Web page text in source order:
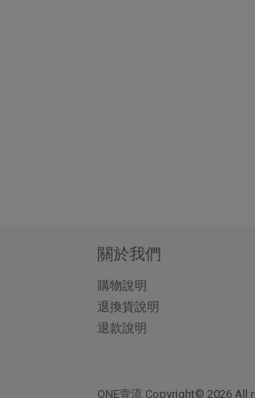
關於我們
購物說明
退換貨說明
退款說明
ONE壹流 Copyright© 2026 All